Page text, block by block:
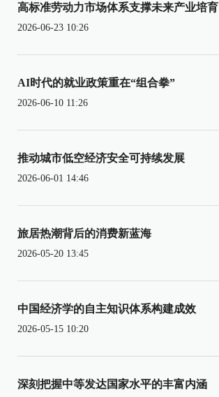
高标准劳动力市场体系支撑未来产业培育
2026-06-23 10:26
AI时代的就业政策重在“组合拳”
2026-06-10 11:26
推动城市低空经济安全可持续发展
2026-06-01 14:46
旅居热潮背后的消费新蓝海
2026-05-20 13:45
中国经济学的自主知识体系构建成效
2026-05-15 10:20
深刻把握中等发达国家水平的丰富内涵